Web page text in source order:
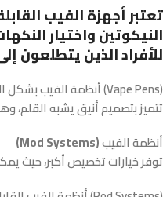
تعتبر أجهزة الفيب
النيكوتين واختيار
للأفراد الذين يتطلعون
أنظمة الفيب بشكل القلم (Vape Pens)
تتميز بتصميم أنيق يشبه
(Mod Systems)أنظمة الفيب
توفر خيارات تخصيص أكبر، حيث